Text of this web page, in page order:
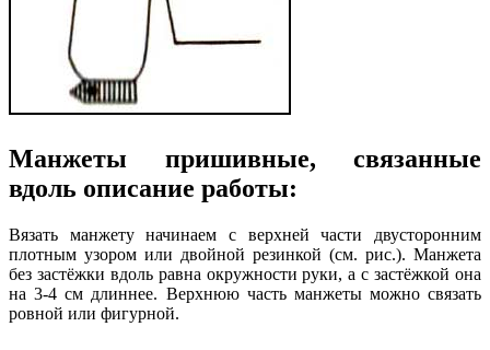
Манжеты пришивные, связанные
вдоль описание работы:
Вязать манжету начинаем с верхней части двусторонним
плотным узором или двойной резинкой (см. рис.). Манжета
без застёжки вдоль равна окружности руки, а с застёжкой она
на 3-4 см длиннее. Верхнюю часть манжеты можно связать
ровной или фигурной.